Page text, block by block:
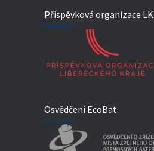
Příspěvková organizace LK
Osvědčení EcoBat